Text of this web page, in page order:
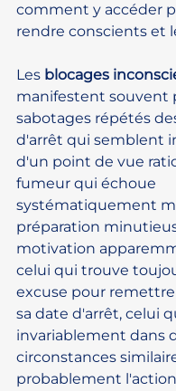
comment y accéder
rendre conscients et
Les blocages
manifestent souvent
sabotages répétés
d'arrêt qui semblent
d'un point de vue
fumeur qui échoue
systématiquement
préparation
motivation
celui qui trouve
excuse pour
sa date d'arrêt, celui
invariablement dans
circonstances
probablement